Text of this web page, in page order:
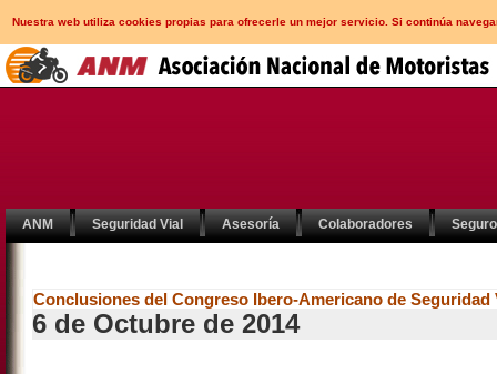
Nuestra web utiliza cookies propias para ofrecerle un mejor servicio. Si continúa
ANM Seguridad Vial Asesoría Colaboradores
Conclusiones del Congreso Ibero-Americano de Seguridad
6 de Octubre de 2014